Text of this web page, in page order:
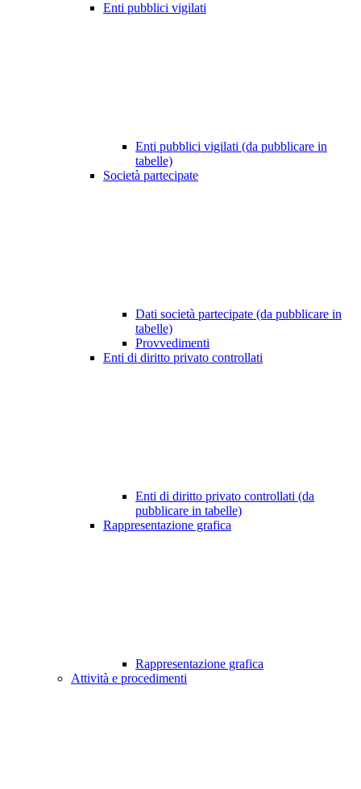
Enti pubblici vigilati
Enti pubblici vigilati (da pubblicare in
tabelle)
Società partecipate
Dati società partecipate (da pubblicare in
tabelle)
Provvedimenti
Enti di diritto privato controllati
Enti di diritto privato controllati (da
pubblicare in tabelle)
Rappresentazione grafica
Rappresentazione grafica
Attività e procedimenti